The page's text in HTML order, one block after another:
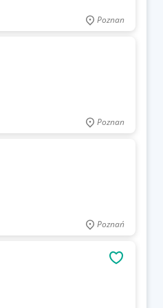
Poznan
Poznan
Poznań